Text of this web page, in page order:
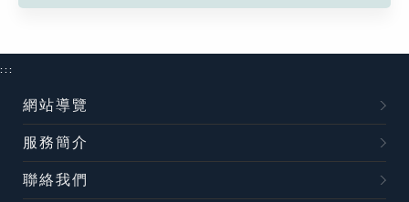
:::
網站導覽
服務簡介
聯絡我們